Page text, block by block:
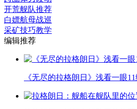
开荒舰队推荐
白嫖航母战巡
采矿技巧教学
编辑推荐
《无尽的拉格朗日》浅看一眼